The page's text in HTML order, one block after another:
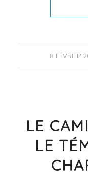
8 FÉVRIER
/
LE
LE